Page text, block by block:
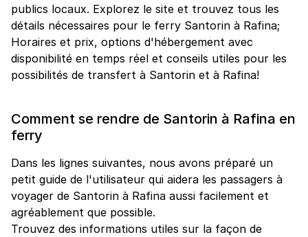
publics locaux. Explorez le site et trouvez tous les
détails nécessaires pour le ferry Santorin à Rafina;
Horaires et prix, options d'hébergement avec
disponibilité en temps réel et conseils utiles pour les
possibilités de transfert à Santorin et à Rafina!
Comment se rendre de Santorin à Rafina en
ferry
Dans les lignes suivantes, nous avons préparé un
petit guide de l'utilisateur qui aidera les passagers à
voyager de Santorin à Rafina aussi facilement et
agréablement que possible.
Trouvez des informations utiles sur la façon de